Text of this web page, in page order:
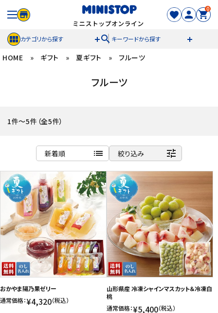
0
カテゴリから探す search キーワードから探す
ACCOUNT MENU
セール商品
カテゴリから探す
スイーツ
お菓子
飲料
酒類
日用品
HOME » ギフト » 夏ギフト » フルーツ
フルーツ
1件～5件（全5件）
新着順 list
商品名
新着順
発売日順
価格が安い
価格が高い
お気に入り登録数
絞り込み tune
おかやま陽乃果ゼリー
通常価格：¥4,320（税込）
山形県産 冷凍シャインマスカット＆冷凍白
桃
通常価格：¥5,400（税込）